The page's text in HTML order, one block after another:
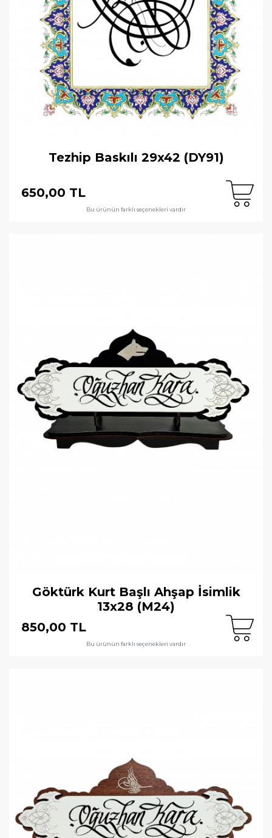
Tezhip Baskılı 29x42 (DY91)
650,00 TL
Bu ürünün farklı seçenekleri vardır
Göktürk Kurt Başlı Ahşap İsimlik
13x28 (M24)
850,00 TL
Bu ürünün farklı seçenekleri vardır